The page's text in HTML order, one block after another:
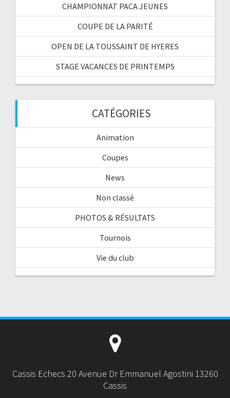
CHAMPIONNAT PACA JEUNES
COUPE DE LA PARITÉ
OPEN DE LA TOUSSAINT DE HYERES
STAGE VACANCES DE PRINTEMPS
CATÉGORIES
Animation
Coupes
News
Non classé
PHOTOS & RÉSULTATS
Tournois
Vie du club
Cassis Echecs 20 Avenue Dr Emmanuel Agostini 13260
Cassis